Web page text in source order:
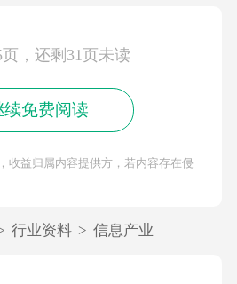
，还剩31页未读
续免费阅读
收益归属内容提供方，若内容存在侵
行业资料 > 信息产业